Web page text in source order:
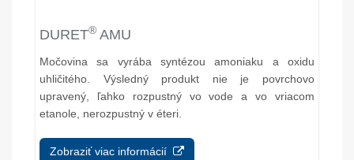
DURET® AMU
Močovina sa vyrába syntézou amoniaku a oxidu
uhličitého. Výsledný produkt nie je povrchovo
upravený, ľahko rozpustný vo vode a vo vriacom
etanole, nerozpustný v éteri.
Zobraziť viac informácií